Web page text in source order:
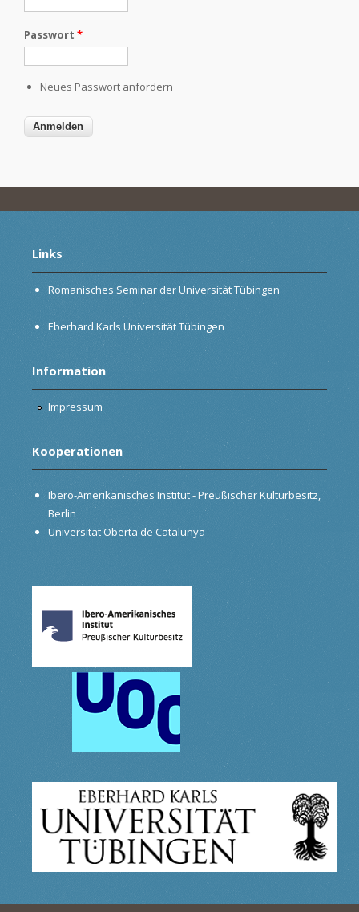
Passwort *
Neues Passwort anfordern
Links
Romanisches Seminar der Universität Tübingen
Eberhard Karls Universität Tübingen
Information
Impressum
Kooperationen
Ibero-Amerikanisches Institut - Preußischer Kulturbesitz,
Berlin
Universitat Oberta de Catalunya